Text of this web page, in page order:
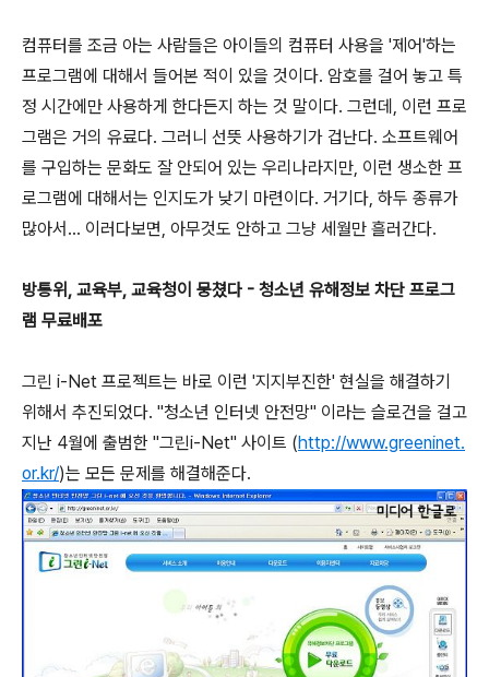
컴퓨터를 조금 아는 사람들은 아이들의 컴퓨터 사용을 '제어'하는
프로그램에 대해서 들어본 적이 있을 것이다. 암호를 걸어 놓고 특
정 시간에만 사용하게 한다든지 하는 것 말이다. 그런데, 이런 프로
그램은 거의 유료다. 그러니 선뜻 사용하기가 겁난다. 소프트웨어
를 구입하는 문화도 잘 안되어 있는 우리나라지만, 이런 생소한 프
로그램에 대해서는 인지도가 낮기 마련이다. 거기다, 하두 종류가
많아서... 이러다보면, 아무것도 안하고 그냥 세월만 흘러간다.
방통위, 교육부, 교육청이 뭉쳤다 - 청소년 유해정보 차단 프로그
램 무료배포
그린 i-Net 프로젝트는 바로 이런 '지지부진한' 현실을 해결하기
위해서 추진되었다. "청소년 인터넷 안전망" 이라는 슬로건을 걸고
지난 4월에 출범한 "그린i-Net" 사이트 (http://www.greeninet.
or.kr/)는 모든 문제를 해결해준다.